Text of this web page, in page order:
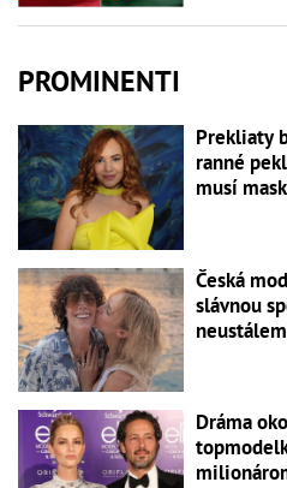
PROMINENTI
Prekliaty
ranné
musí
Česká
slávnou
Dráma